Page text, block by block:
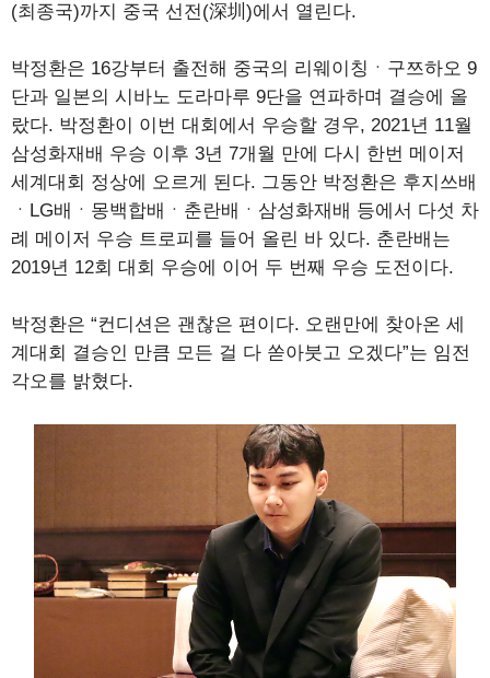
(최종국)까지 중국 선전(深圳)에서 열린다.
박정환은 16강부터 출전해 중국의 리웨이칭ㆍ구쯔하오 9
단과 일본의 시바노 도라마루 9단을 연파하며 결승에 올
랐다. 박정환이 이번 대회에서 우승할 경우, 2021년 11월
삼성화재배 우승 이후 3년 7개월 만에 다시 한번 메이저
세계대회 정상에 오르게 된다. 그동안 박정환은 후지쓰배
ㆍLG배ㆍ몽백합배ㆍ춘란배ㆍ삼성화재배 등에서 다섯 차
례 메이저 우승 트로피를 들어 올린 바 있다. 춘란배는
2019년 12회 대회 우승에 이어 두 번째 우승 도전이다.
박정환은 “컨디션은 괜찮은 편이다. 오랜만에 찾아온 세
계대회 결승인 만큼 모든 걸 다 쏟아붓고 오겠다”는 임전
각오를 밝혔다.